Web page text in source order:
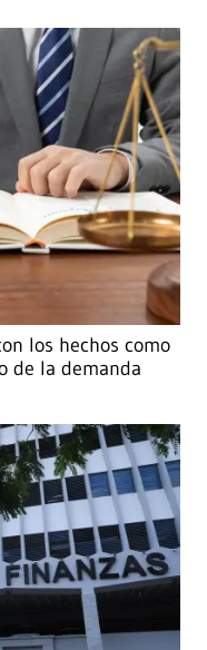
los hechos como
de la demanda